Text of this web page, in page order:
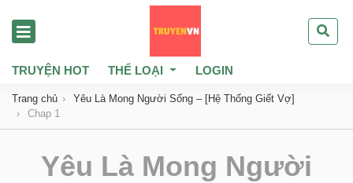
TRUYỆN HOT THỂ LOẠI LOGIN
Trang chủ
Yêu Là Mong Người Sống – [Hệ Thống Giết Vợ]
Chap 1
Yêu Là Mong Người